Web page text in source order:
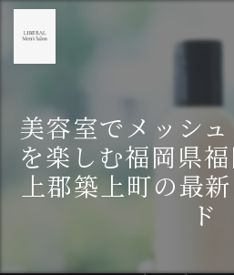
美容室でメッシ
を楽しむ福岡県
上郡築上町の最
ド